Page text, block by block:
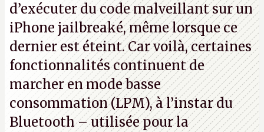
d’exécuter du code malveillant sur un
iPhone jailbreaké, même lorsque ce
dernier est éteint. Car voilà, certaines
fonctionnalités continuent de
marcher en mode basse
consommation (LPM), à l’instar du
Bluetooth – utilisée pour la